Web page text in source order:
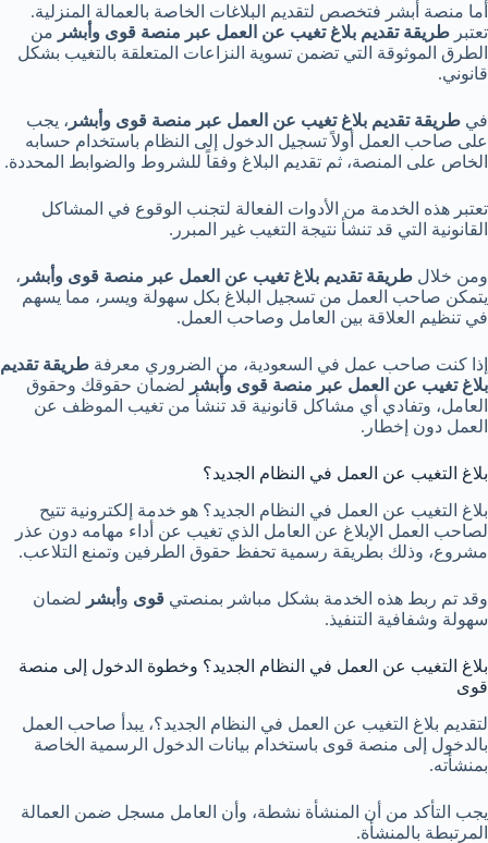
أما منصة أبشر فتخصص لتقديم البلاغات الخاصة بالعمالة المنزلية.
تعتبر طريقة تقديم بلاغ تغيب عن العمل عبر منصة قوى وأبشر من
الطرق الموثوقة التي تضمن تسوية النزاعات المتعلقة بالتغيب بشكل
قانوني.
في طريقة تقديم بلاغ تغيب عن العمل عبر منصة قوى وأبشر ، يجب
على صاحب العمل أولاً تسجيل الدخول إلى النظام باستخدام حسابه
الخاص على المنصة، ثم تقديم البلاغ وفقاً للشروط والضوابط المحددة.
تعتبر هذه الخدمة من الأدوات الفعالة لتجنب الوقوع في المشاكل
القانونية التي قد تنشأ نتيجة التغيب غير المبرر.
ومن خلال طريقة تقديم بلاغ تغيب عن العمل عبر منصة قوى وأبشر ،
يتمكن صاحب العمل من تسجيل البلاغ بكل سهولة ويسر، مما يسهم
في تنظيم العلاقة بين العامل وصاحب العمل.
إذا كنت صاحب عمل في السعودية، من الضروري معرفة طريقة تقديم
بلاغ تغيب عن العمل عبر منصة قوى وأبشر لضمان حقوقك وحقوق
العامل، وتفادي أي مشاكل قانونية قد تنشأ من تغيب الموظف عن
العمل دون إخطار.
بلاغ التغيب عن العمل في النظام الجديد؟
بلاغ التغيب عن العمل في النظام الجديد؟ هو خدمة إلكترونية تتيح
لصاحب العمل الإبلاغ عن العامل الذي تغيب عن أداء مهامه دون عذر
مشروع، وذلك بطريقة رسمية تحفظ حقوق الطرفين وتمنع التلاعب.
وقد تم ربط هذه الخدمة بشكل مباشر بمنصتي قوى و أبشر لضمان
سهولة وشفافية التنفيذ.
بلاغ التغيب عن العمل في النظام الجديد؟ وخطوة الدخول إلى منصة
قوى
لتقديم بلاغ التغيب عن العمل في النظام الجديد؟، يبدأ صاحب العمل
بالدخول إلى منصة قوى باستخدام بيانات الدخول الرسمية الخاصة
بمنشأته.
يجب التأكد من أن المنشأة نشطة، وأن العامل مسجل ضمن العمالة
المرتبطة بالمنشأة.